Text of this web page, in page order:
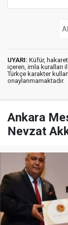
UYARI: Küfür,
içeren, imla kuralları
Türkçe karakter
onaylanmamaktadır.
Ankara
Nevzat